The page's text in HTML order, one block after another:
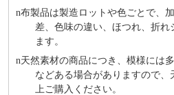
n布製品は製造ロットや色ごとで、
差、色味の違い、ほつれ、折
ます。
n天然素材の商品につき、模様には
などある場合がありますので
上ご購入ください。